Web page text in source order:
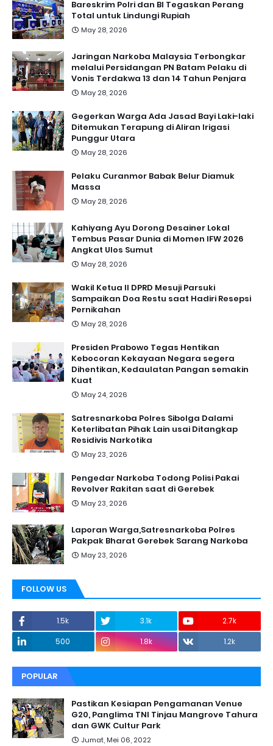
Bareskrim Polri dan BI Tegaskan Perang
Total untuk Lindungi Rupiah
May 28, 2026
Jaringan Narkoba Malaysia Terbongkar
melalui Persidangan PN Batam Pelaku di
Vonis Terdakwa 13 dan 14 Tahun Penjara
May 28, 2026
Gegerkan Warga Ada Jasad Bayi Laki-laki
Ditemukan Terapung di Aliran Irigasi
Punggur Utara
May 28, 2026
Pelaku Curanmor Babak Belur Diamuk
Massa
May 28, 2026
Kahiyang Ayu Dorong Desainer Lokal
Tembus Pasar Dunia di Momen IFW 2026
Angkat Ulos Sumut
May 28, 2026
Wakil Ketua II DPRD Mesuji Parsuki
Sampaikan Doa Restu saat Hadiri Resepsi
Pernikahan
May 28, 2026
Presiden Prabowo Tegas Hentikan
Kebocoran Kekayaan Negara segera
Dihentikan, Kedaulatan Pangan semakin
Kuat
May 24, 2026
Satresnarkoba Polres Sibolga Dalami
Keterlibatan Pihak Lain usai Ditangkap
Residivis Narkotika
May 23, 2026
Pengedar Narkoba Todong Polisi Pakai
Revolver Rakitan saat di Gerebek
May 23, 2026
Laporan Warga,Satresnarkoba Polres
Pakpak Bharat Gerebek Sarang Narkoba
May 23, 2026
FOLLOW US
1.5k 3.1k
2.7k
500
1.8k 1.2k
POPULAR
Pastikan Kesiapan Pengamanan Venue
G20, Panglima TNI Tinjau Mangrove Tahura
dan GWK Cultur Park
Jumat, Mei 06, 2022